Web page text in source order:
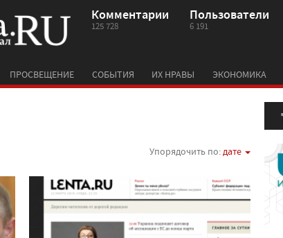
Комментарии
125 728
Пользователи
6 191
ПРОСВЕЩЕНИЕ СОБЫТИЯ ИХ НРАВЫ ЭКОНОМИКА
Упорядочить по:дате